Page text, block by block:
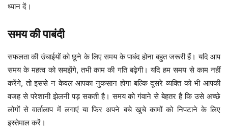
ध्यान दें।
समय की पाबंदी
सफलता की उंचाईयों को छूने के लिए समय के पाबंद होना बहुत जरूरी हैं। यदि आप
समय के महत्व को समझेंगे, तभी काम की गति बढ़ेगी। यदि हम समय से काम नहीं
करेंगे, तो इससे न केवल आपका नुकसान होगा बल्कि दूसरे व्यक्ति को भी आपकी
वजह से परेशानी झेलनी पड़ सकती है। समय को गंवाने से बेहतर है कि उसे अच्छे
लोगों से वार्तालाप में लगाएं या फिर अपने बचे खुचे कामों को निपटाने के लिए
इस्तेमाल करें।